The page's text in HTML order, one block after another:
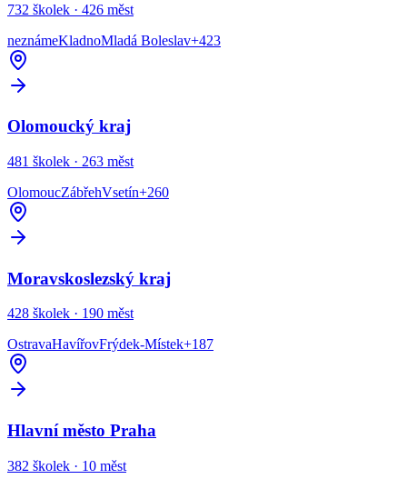
732 školek · 426 měst
neznámeKladnoMladá Boleslav+423
Olomoucký kraj
481 školek · 263 měst
OlomoucZábřehVsetín+260
Moravskoslezský kraj
428 školek · 190 měst
OstravaHavířovFrýdek-Místek+187
Hlavní město Praha
382 školek · 10 měst